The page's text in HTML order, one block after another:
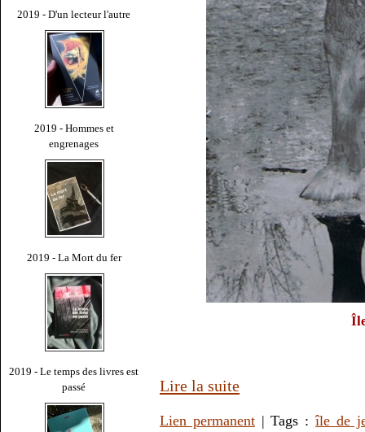
2019 - D'un lecteur l'autre
2019 - Hommes et
engrenages
2019 - La Mort du fer
2019 - Le temps des livres est
passé
Lire la suite
Lien permanent| Tags :île de